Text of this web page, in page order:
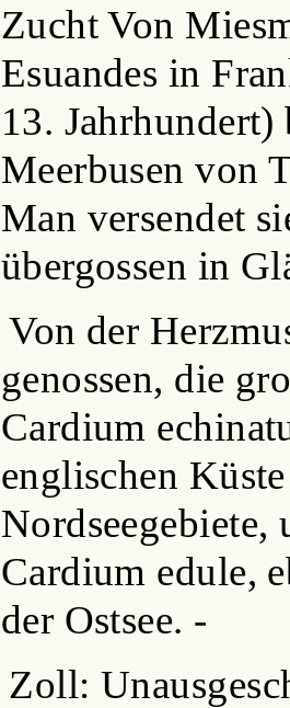
Zucht Von
Esuandes in
13.
Meerbusen von
Man versendet
übergossen in
Von der
genossen, die
Cardium
englischen
Nordseegebiete,
Cardium edule,
der Ostsee. -
Zoll: